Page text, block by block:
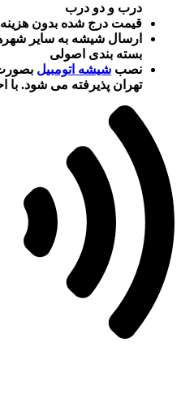
درب و دو درب
قیمت درج شده بدون
ارسال شیشه به سایر
بسته بندی اصولی
نصب شیشه اتومبیل
تهران پذیرفته می شود. با